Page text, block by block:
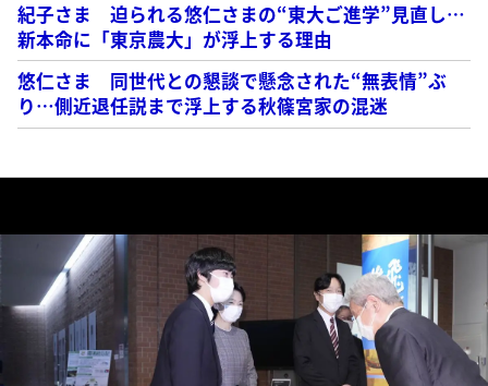
紀子さま 迫られる悠仁さまの“東大ご進学”見直し…
新本命に「東京農大」が浮上する理由
悠仁さま 同世代との懇談で懸念された“無表情”ぶ
り…側近退任説まで浮上する秋篠宮家の混迷